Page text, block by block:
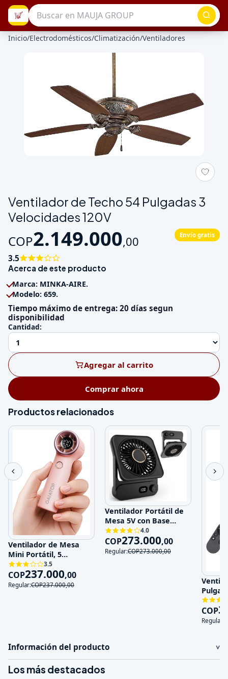
Inicio/Electrodomésticos/Climatización/Ventiladores
Ventilador de Techo 54 Pulgadas 3
Velocidades 120V
COP2.149.000,00 Envío gratis
3.5
Acerca de este producto
Marca: MINKA-AIRE.
Modelo: 659.
Tiempo máximo de entrega: 20 días segun
disponibilidad
Cantidad:
Agregar al carrito
Comprar ahora
Productos relacionados
Ventilador de Mesa
Mini Portátil, 5
Velocidades, 5V,
Recargable
3.5
COP237.000,00
Regular:COP237.000,00
Ventilador Portátil de
Mesa 5V con Base
Magnética y 100
Velocidades
4.0
COP273.000,00
Regular:COP273.000,00
120V
COP
Regular:
Información del producto
Los más destacados